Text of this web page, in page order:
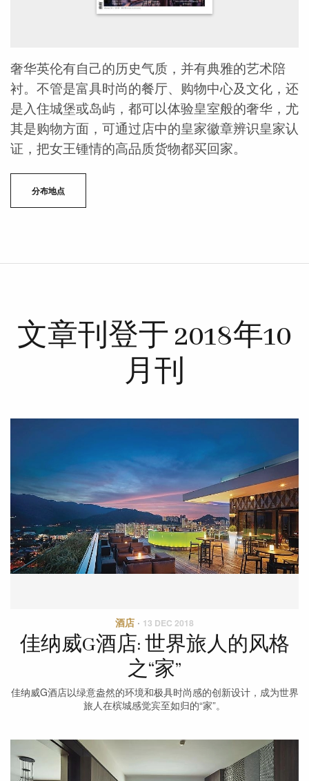
奢华英伦有自己的历史气质，并有典雅的艺术陪
衬。不管是富具时尚的餐厅、购物中心及文化，还
是入住城堡或岛屿，都可以体验皇室般的奢华，尤
其是购物方面，可通过店中的皇家徽章辨识皇家认
证，把女王锺情的高品质货物都买回家。
分布地点
文章刊登于 2018年10
月刊
酒店 · 13 DEC 2018
佳纳威G酒店: 世界旅人的风格
之“家”
佳纳威G酒店以绿意盎然的环境和极具时尚感的创新设计，成为世界
旅人在槟城感觉宾至如归的“家”。